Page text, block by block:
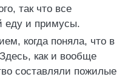
так что все
еду и примусы.
когда поняла, что в
Здесь, как и вообще
составляли пожилые